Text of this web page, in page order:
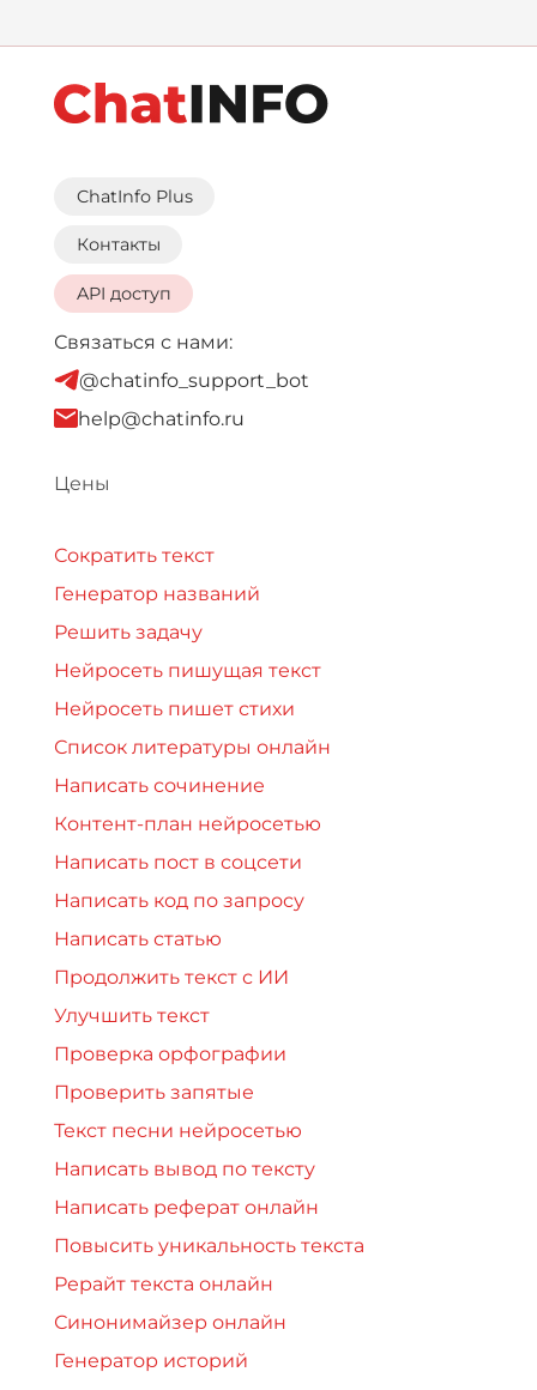
ChatInfo Plus
Контакты
API доступ
Связаться с нами:
@chatinfo_support_bot
help@chatinfo.ru
Цены
Сократить текст
Генератор названий
Решить задачу
Нейросеть пишущая текст
Нейросеть пишет стихи
Список литературы онлайн
Написать сочинение
Контент-план нейросетью
Написать пост в соцсети
Написать код по запросу
Написать статью
Продолжить текст с ИИ
Улучшить текст
Проверка орфографии
Проверить запятые
Текст песни нейросетью
Написать вывод по тексту
Написать реферат онлайн
Повысить уникальность текста
Рерайт текста онлайн
Синонимайзер онлайн
Генератор историй